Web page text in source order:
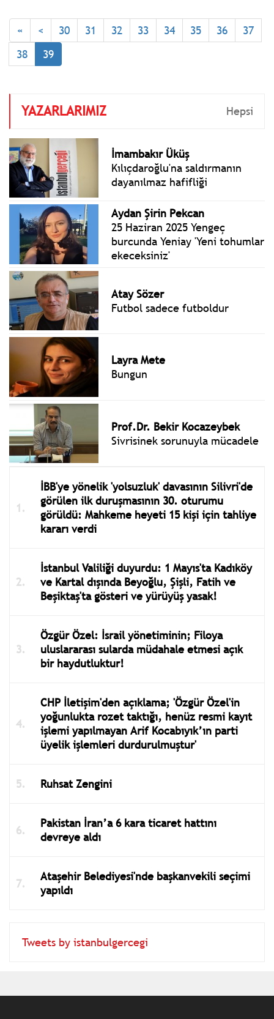
Millet İradesine Sahip
Çıkıyor Mitingi’ne katıldı.
« < 30 31 32 33 34 35 36
37
38
39
YAZARLARIMIZ Hepsi
İmambakır Üküş
Kılıçdaroğlu'na saldırmanın
dayanılmaz hafifliği
Aydan Şirin Pekcan
25 Haziran 2025 Yengeç
burcunda Yeniay 'Yeni tohumlar
ekeceksiniz'
Atay Sözer
Futbol sadece futboldur
Layra Mete
Bungun
Prof.Dr. Bekir Kocazeybek
Sivrisinek sorunuyla mücadele
İBB'ye yönelik 'yolsuzluk' davasının Silivri'de
görülen ilk duruşmasının 30. oturumu
görüldü: Mahkeme heyeti 15 kişi için tahliye
kararı verdi
İstanbul Valiliği duyurdu: 1 Mayıs'ta Kadıköy
ve Kartal dışında Beyoğlu, Şişli, Fatih ve
Beşiktaş'ta gösteri ve yürüyüş yasak!
Özgür Özel: İsrail yönetiminin; Filoya
uluslararası sularda müdahale etmesi açık
bir haydutluktur!
CHP İletişim'den açıklama; 'Özgür Özel'in
yoğunlukta rozet taktığı, henüz resmi kayıt
işlemi yapılmayan Arif Kocabıyık’ın parti
üyelik işlemleri durdurulmuştur'
Ruhsat Zengini
Pakistan İran’a 6 kara ticaret hattını
devreye aldı
Ataşehir Belediyesi'nde başkanvekili seçimi
yapıldı
Tweets by istanbulgercegi